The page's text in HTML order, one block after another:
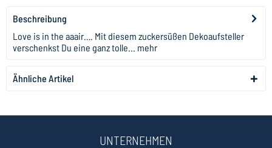
Beschreibung
Love is in the aaair…. Mit diesem zuckersüßen Dekoaufsteller
verschenkst Du eine ganz tolle... mehr
Ähnliche Artikel
UNTERNEHMEN